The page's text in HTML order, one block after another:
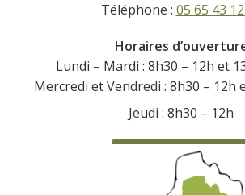
Téléphone : 05 65 43
Horaires
Lundi – Mardi : 8h30 – 12h et
Mercredi et Vendredi : 8h30 – 12h
Jeudi : 8h30 – 12h
CONTACTEZ-NOUS